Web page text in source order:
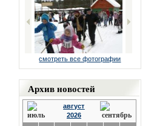
смотреть все фотографии
Архив новостей
август
2026